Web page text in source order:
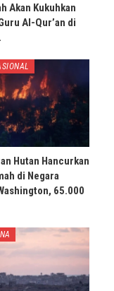
Akan Kukuhkan
Al-Qur’an di
Hutan Hancurkan
di Negara
65.000